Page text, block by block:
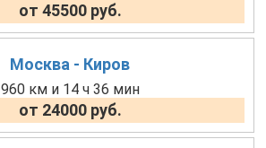
от 45500 руб.
Москва - Киров
960 км и 14 ч 36 мин
от 24000 руб.